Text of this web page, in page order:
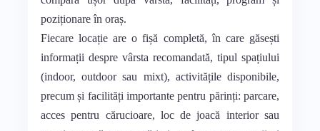
poziționare în oraș.
Fiecare locație are o fișă completă, în care găsești
informații despre vârsta recomandată, tipul spațiului
(indoor, outdoor sau mixt), activitățile disponibile,
precum și facilități importante pentru părinți: parcare,
acces pentru cărucioare, loc de joacă interior sau